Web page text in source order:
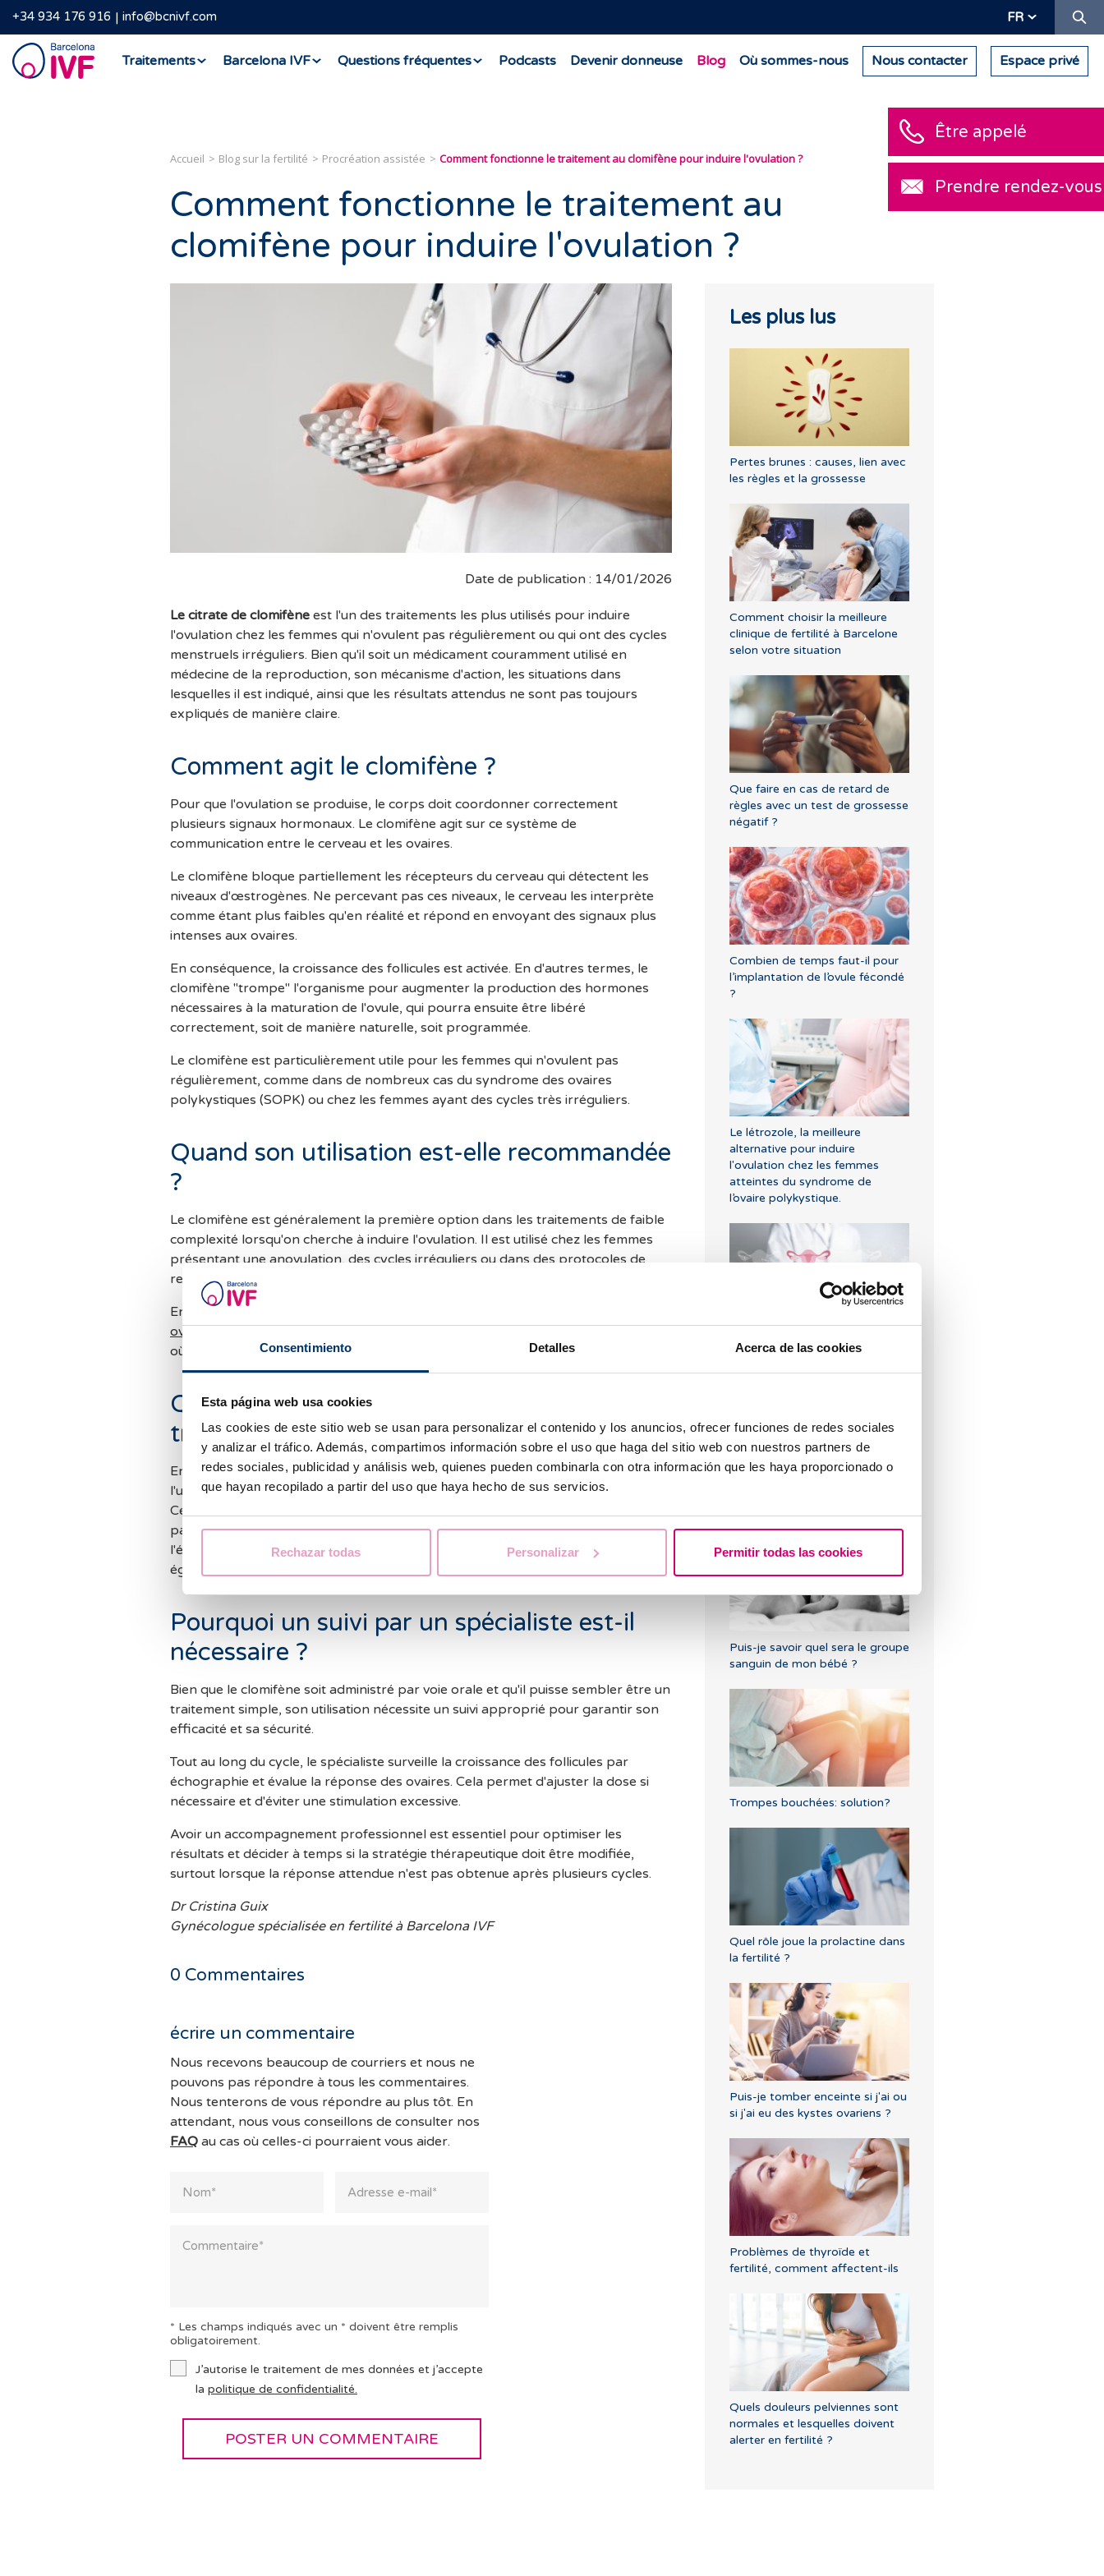
Consentimiento Detalles Acerca de las cookies
Esta página web usa cookies
Las cookies de este sitio web se usan para personalizar el contenido y los anuncios, ofrecer funciones de redes sociales
y analizar el tráfico. Además, compartimos información sobre el uso que haga del sitio web con nuestros partners de
redes sociales, publicidad y análisis web, quienes pueden combinarla con otra información que les haya proporcionado o
que hayan recopilado a partir del uso que haya hecho de sus servicios.
Rechazar todas Personalizar Permitir todas las cookies
+34 934 176 916 info@bcnivf.com FR
Barcelona
IVF
Traitements Barcelona IVF Questions fréquentes Podcasts Devenir donneuse Blog Où sommes-nous Nous contacter Espace privé
Accueil Blog sur la fertilité Procréation assistée Comment fonctionne le traitement au clomifène pour induire l'ovulation ?
Comment fonctionne le traitement au
clomifène pour induire l'ovulation ?
Date de publication : 14/01/2026
Le citrate de clomifène est l'un des traitements les plus utilisés pour induire
l'ovulation chez les femmes qui n'ovulent pas régulièrement ou qui ont des cycles
menstruels irréguliers. Bien qu'il soit un médicament couramment utilisé en
médecine de la reproduction, son mécanisme d'action, les situations dans
lesquelles il est indiqué, ainsi que les résultats attendus ne sont pas toujours
expliqués de manière claire.
Comment agit le clomifène ?
Pour que l'ovulation se produise, le corps doit coordonner correctement
plusieurs signaux hormonaux. Le clomifène agit sur ce système de
communication entre le cerveau et les ovaires.
Le clomifène bloque partiellement les récepteurs du cerveau qui détectent les
niveaux d'œstrogènes. Ne percevant pas ces niveaux, le cerveau les interprète
comme étant plus faibles qu'en réalité et répond en envoyant des signaux plus
intenses aux ovaires.
En conséquence, la croissance des follicules est activée. En d'autres termes, le
clomifène "trompe" l'organisme pour augmenter la production des hormones
nécessaires à la maturation de l'ovule, qui pourra ensuite être libéré
correctement, soit de manière naturelle, soit programmée.
Le clomifène est particulièrement utile pour les femmes qui n'ovulent pas
régulièrement, comme dans de nombreux cas du syndrome des ovaires
polykystiques (SOPK) ou chez les femmes ayant des cycles très irréguliers.
Quand son utilisation est-elle recommandée
?
Le clomifène est généralement la première option dans les traitements de faible
complexité lorsqu'on cherche à induire l'ovulation. Il est utilisé chez les femmes
présentant une anovulation, des cycles irréguliers ou dans des protocoles de
relations programmées et d'insémination artificielle.
En revanche, il n'est pas couramment utilisé chez les femmes ayant une
ovarienne
où des stimulations plus précises et puissantes sont nécessaires.
Quels résultats peut-on attendre du
traitement au clomifène ?
En général, la réponse au clomifène est bonne. La plupart des femmes qui
l'utilisent parviennent à ovuler, avec un taux de réussite supérieur à 70%.
Cependant, il est important de rappeler que l'ovulation à elle seule ne garantit
pas qu'une grossesse survienne. Des facteurs tels que l'âge, la qualité du sperme,
l'état de l'endomètre et la santé générale du système reproductif influent
également sur les résultats.
Pourquoi un suivi par un spécialiste est-il
nécessaire ?
Bien que le clomifène soit administré par voie orale et qu'il puisse sembler être un
traitement simple, son utilisation nécessite un suivi approprié pour garantir son
efficacité et sa sécurité.
Tout au long du cycle, le spécialiste surveille la croissance des follicules par
échographie et évalue la réponse des ovaires. Cela permet d'ajuster la dose si
nécessaire et d'éviter une stimulation excessive.
Avoir un accompagnement professionnel est essentiel pour optimiser les
résultats et décider à temps si la stratégie thérapeutique doit être modifiée,
surtout lorsque la réponse attendue n'est pas obtenue après plusieurs cycles.
Dr Cristina Guix
Gynécologue spécialisée en fertilité à Barcelona IVF
0 Commentaires
écrire un commentaire
Nous recevons beaucoup de courriers et nous ne
pouvons pas répondre à tous les commentaires.
Nous tenterons de vous répondre au plus tôt. En
attendant, nous vous conseillons de consulter nos
FAQ au cas où celles-ci pourraient vous aider.
* Les champs indiqués avec un * doivent être remplis
obligatoirement.
J’autorise le traitement de mes données et j’accepte
la politique de confidentialité.
Les plus lus
Pertes brunes : causes, lien avec
les règles et la grossesse
Comment choisir la meilleure
clinique de fertilité à Barcelone
selon votre situation
Que faire en cas de retard de
règles avec un test de grossesse
négatif ?
Combien de temps faut-il pour
l’implantation de l’ovule fécondé
?
Le létrozole, la meilleure
alternative pour induire
l'ovulation chez les femmes
atteintes du syndrome de
l’ovaire polykystique.
est trop fin ou trop épais ?
Puis-je savoir quel sera le groupe
sanguin de mon bébé ?
Trompes bouchées: solution?
Quel rôle joue la prolactine dans
la fertilité ?
Puis-je tomber enceinte si j'ai ou
si j'ai eu des kystes ovariens ?
Problèmes de thyroïde et
fertilité, comment affectent-ils
Quels douleurs pelviennes sont
normales et lesquelles doivent
alerter en fertilité ?
Être appelé
Prendre rendez-vous